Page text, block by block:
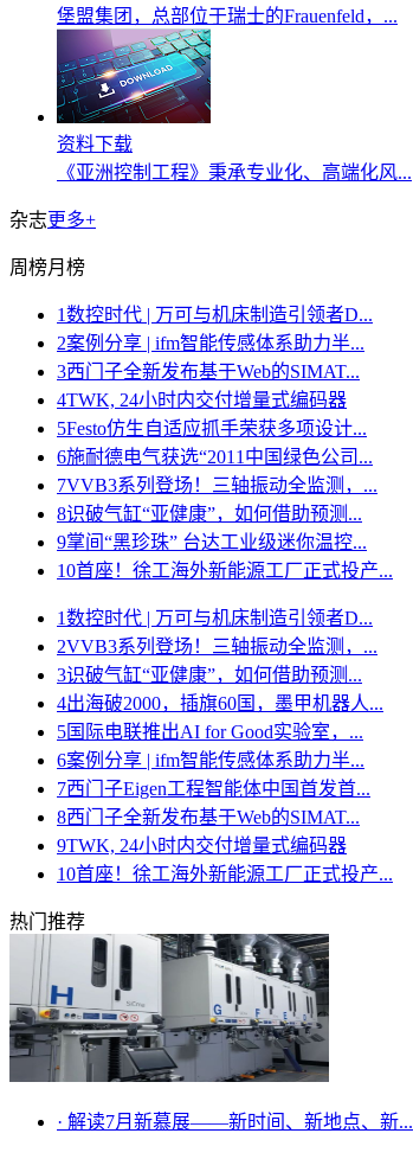
堡盟集团，总部位于瑞士的Frauenfeld，...
资料下载
《亚洲控制工程》秉承专业化、高端化风...
杂志更多+
周榜月榜
1数控时代 | 万可与机床制造引领者D...
2案例分享 | ifm智能传感体系助力半...
3西门子全新发布基于Web的SIMAT...
4TWK, 24小时内交付增量式编码器
5Festo仿生自适应抓手荣获多项设计...
6施耐德电气获选“2011中国绿色公司...
7VVB3系列登场！三轴振动全监测，...
8识破气缸“亚健康”，如何借助预测...
9掌间“黑珍珠” 台达工业级迷你温控...
10首座！徐工海外新能源工厂正式投产...
1数控时代 | 万可与机床制造引领者D...
2VVB3系列登场！三轴振动全监测，...
3识破气缸“亚健康”，如何借助预测...
4出海破2000，插旗60国，墨甲机器人...
5国际电联推出AI for Good实验室，...
6案例分享 | ifm智能传感体系助力半...
7西门子Eigen工程智能体中国首发首...
8西门子全新发布基于Web的SIMAT...
9TWK, 24小时内交付增量式编码器
10首座！徐工海外新能源工厂正式投产...
热门推荐
· 解读7月新慕展——新时间、新地点、新...